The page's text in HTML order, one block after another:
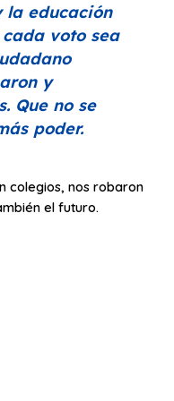
la educación
cada voto sea
y
Que no se
poder.
colegios, nos robaron
el futuro.